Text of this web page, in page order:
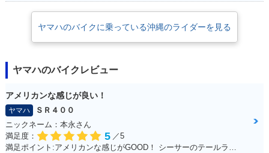
2006年 CYGNUS X
SR・カラーチェンジ
2005年 CYGNUS X
SR 50th Anniversar
y Special Edition・
特別・限定仕様
2005年 CYGNUS X
SR・マイナーチェン
ジ
2004年 CYGNUS X
SR・新登場
ヤマハのバイクに乗っている沖縄のライダーを見る
ヤマハのバイクレビュー
アメリカンな感じが良い！
ヤマハ
ＳＲ４００
ニックネーム：本永さん
満足度：
5 ／5
満足ポイント:アメリカンな感じがGOOD！ シーサーのテールランプ！70年代のB級チョッパーハンドル！ ブラッドスタイルさんにカスタムしてもらったところすべて！